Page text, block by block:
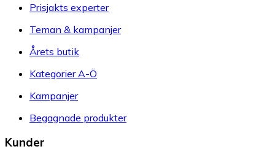
Prisjakts experter
Teman & kampanjer
Årets butik
Kategorier A-Ö
Kampanjer
Begagnade produkter
Kunder